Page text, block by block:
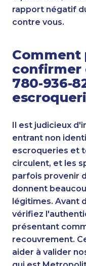
rapport négatif
contre vous.
Comment
confirmer
780-936-
Il est judicieux
entrant non
escroqueries et
circulent, et les
parfois provenir
donnent
légitimes. Avant
vérifiez
présentant
recouvrement.
aider à valider